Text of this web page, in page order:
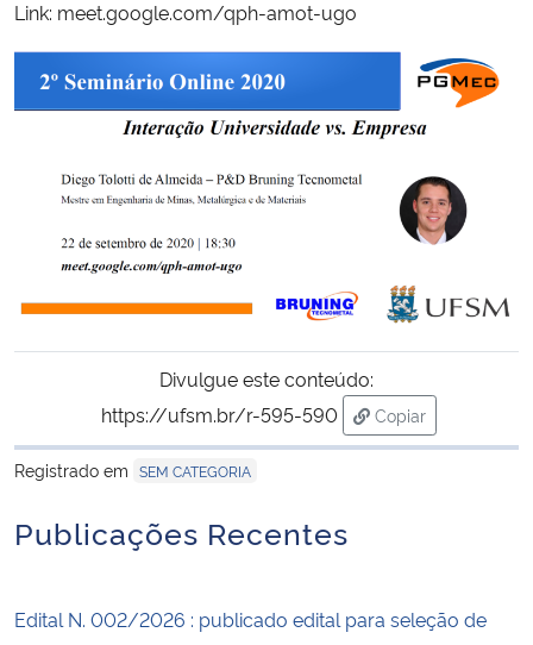
Ministério do Turismo
Ministério do Desenvolvimento Regional
Ministério da Mulher, da Família e dos Direitos Humanos
Secretaria-Geral
Advocacia-Geral da União
Banco Central do Brasil
Link: meet.google.com/qph-amot-ugo
Divulgue este conteúdo:
https://ufsm.br/r-595-590
Copiar
para área de
Registrado em SEM CATEGORIA
Publicações Recentes
Edital N. 002/2026 : publicado edital para seleção de